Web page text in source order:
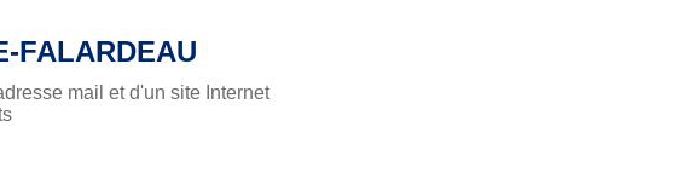
FALARDEAU
mail et d'un site Internet